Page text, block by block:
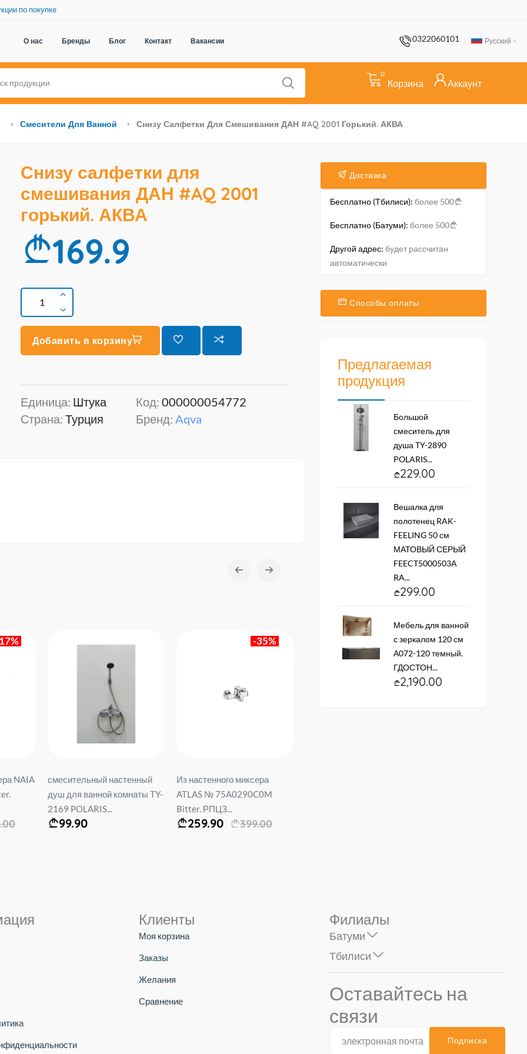
по покупке
О нас Бренды Блог Контакт Вакансии 0322060101 Русский
0
Корзина Аккаунт
Смесители Для Ванной Снизу Салфетки Для Смешивания ДАН #AQ 2001 Горький. АКВА
Снизу салфетки для
смешивания ДАН #AQ 2001
горький. АКВА
169.9
Добавить в корзину
Единица: Штука
Страна: Турция
Код: 000000054772
Бренд: Aqva
TY-
Из настенного миксера
ATLAS № 75A0290C0M
Bitter. РПЦЗ...
259.90
Черный LM-5865BK-HH
LEOMIX снизу чаши для
смешивания...
119.00
Доставка
Бесплатно (Тбилиси): более 500
Бесплатно (Батуми): более 500
Другой адрес: будет рассчитан
автоматически
Способы оплаты
Предлагаемая
продукция
Большой
смеситель для
душа TY-2890
POLARIS...
229.00
Вешалка для
полотенец RAK-
FEELING 50 см
МАТОВЫЙ СЕРЫЙ
FEECT5000503A
RA...
299.00
Мебель для ванной
с зеркалом 120 см
А072-120 темный.
ГДОСТОН...
2,190.00
Клиенты
Моя корзина
Заказы
Желания
Сравнение
Филиалы
Батуми
Тбилиси
Оставайтесь на
связи
Подписка